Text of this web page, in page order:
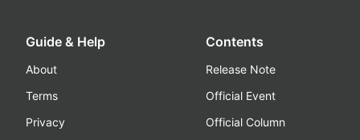
Guide & Help
About
Terms
Privacy
Contents
Release Note
Official Event
Official Column